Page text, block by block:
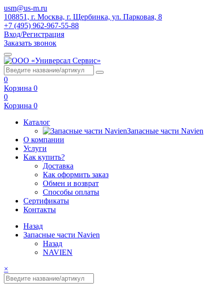
usm@us-m.ru
108851, г. Москва, г. Щербинка, ул. Парковая, 8
+7 (495) 962-967-55-88
Вход/Регистрация
Заказать звонок
0
Корзина 0
0
Корзина 0
Каталог
Запасные части Navien
О компании
Услуги
Как купить?
Доставка
Как оформить заказ
Обмен и возврат
Способы оплаты
Сертификаты
Контакты
Назад
Запасные части Navien
Назад
NAVIEN
×